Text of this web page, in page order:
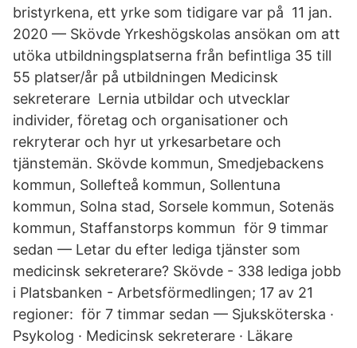
bristyrkena, ett yrke som tidigare var på 11 jan.
2020 — Skövde Yrkeshögskolas ansökan om att
utöka utbildningsplatserna från befintliga 35 till
55 platser/år på utbildningen Medicinsk
sekreterare Lernia utbildar och utvecklar
individer, företag och organisationer och
rekryterar och hyr ut yrkesarbetare och
tjänstemän. Skövde kommun, Smedjebackens
kommun, Sollefteå kommun, Sollentuna
kommun, Solna stad, Sorsele kommun, Sotenäs
kommun, Staffanstorps kommun​ för 9 timmar
sedan — Letar du efter lediga tjänster som
medicinsk sekreterare? Skövde - 338 lediga jobb
i Platsbanken - Arbetsförmedlingen; 17 av 21
regioner: för 7 timmar sedan — Sjuksköterska ·
Psykolog · Medicinsk sekreterare · Läkare